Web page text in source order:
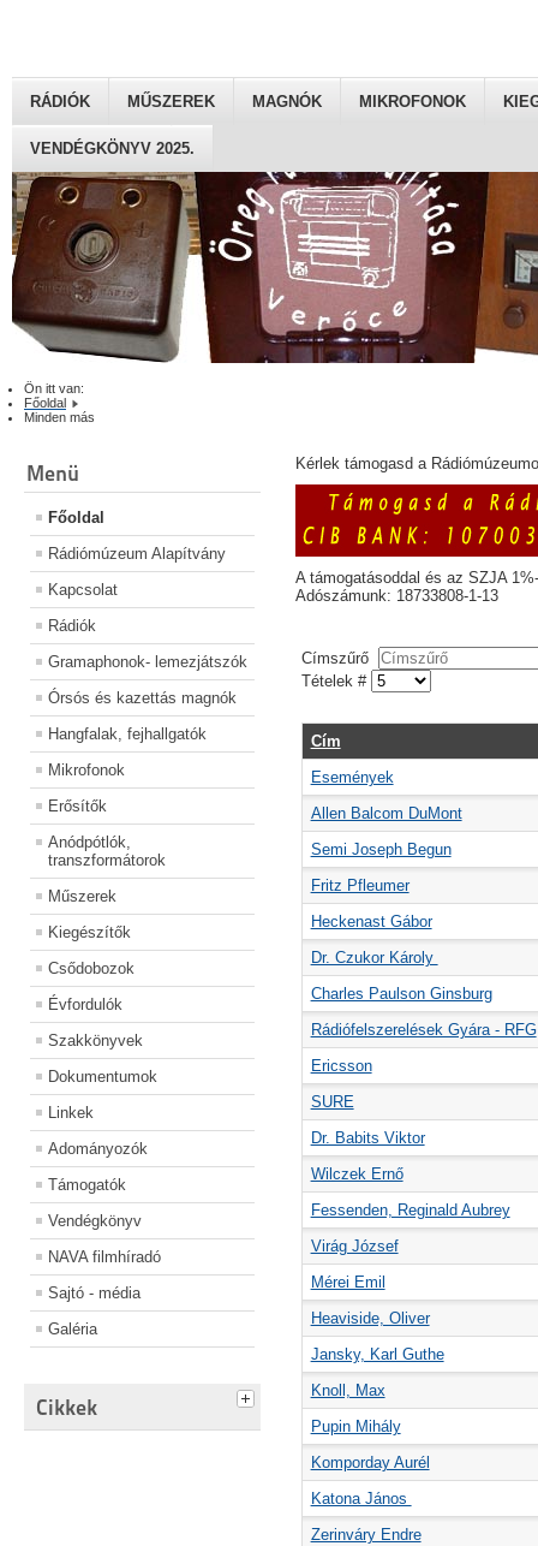
RÁDIÓK MŰSZEREK MAGNÓK MIKROFONOK
VENDÉGKÖNYV 2025.
Ön itt van:
Főoldal
Minden más
Menü
Főoldal
Rádiómúzeum Alapítvány
Kapcsolat
Rádiók
Gramaphonok- lemezjátszók
Órsós és kazettás magnók
Hangfalak, fejhallgatók
Mikrofonok
Erősítők
Anódpótlók,
transzformátorok
Műszerek
Kiegészítők
Csődobozok
Évfordulók
Szakkönyvek
Dokumentumok
Linkek
Adományozók
Támogatók
Vendégkönyv
NAVA filmhíradó
Sajtó - média
Galéria
Cikkek
Kérlek támogasd a
A támogatásoddal és az SZJA
Adószámunk: 18733808-1-13
Címszűrő
Tételek #
Cím
Események
Allen Balcom DuMont
Semi Joseph Begun
Fritz Pfleumer
Heckenast Gábor
Dr. Czukor Károly
Charles Paulson Ginsburg
Rádiófelszerelések Gyára - RFG
Ericsson
SURE
Dr. Babits Viktor
Wilczek Ernő
Fessenden, Reginald Aubrey
Virág József
Mérei Emil
Heaviside, Oliver
Jansky, Karl Guthe
Knoll, Max
Pupin Mihály
Komporday Aurél
Katona János
Zerinváry Endre